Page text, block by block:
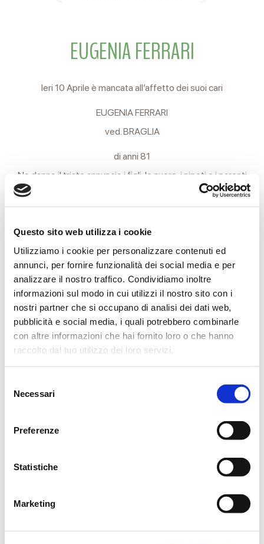
Questo sito web utilizza i cookie
Utilizziamo i cookie per personalizzare contenuti ed
annunci, per fornire funzionalità dei social media e per
analizzare il nostro traffico. Condividiamo inoltre
informazioni sul modo in cui utilizzi il nostro sito con i
nostri partner che si occupano di analisi dei dati web,
pubblicità e social media, i quali potrebbero combinarle
con altre informazioni che hai fornito loro o che hanno
raccolto dal tuo utilizzo dei loro servizi.
delNecessari
Preferenze
Statistiche
Marketing
EUGENIA FERRARI
Ieri 10 Aprile è mancata all’affetto dei suoi cari
EUGENIA FERRARI
ved. BRAGLIA
di anni 81
Ne danno il triste annuncio i figli, le nuore, i nipoti e i parenti
dall’abitazione di Via Rabitti, 5 per la Chiesa parrocchiale di
Fogliano, indi, in corteo, al cimitero locale.
Domani sera, Domenica 12 alle ore 18, presso l’abitazione
sarà recitato il S. Rosario.
Si ringraziano anticipatamente coloro che interverranno alla
cerimonia.
Reggio Emilia, 11 Aprile 2015
CONDIVIDI